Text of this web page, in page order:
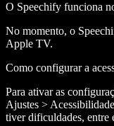
O Speechify funciona
No momento, o
Apple TV.
Como configurar a
Para ativar as
Ajustes >
tiver dificuldades, entre